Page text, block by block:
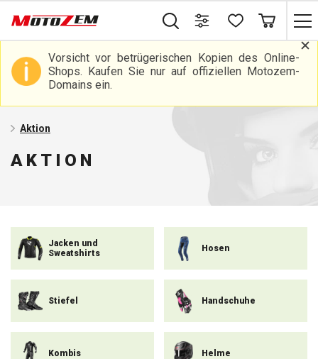
Vorsicht vor betrügerischen Kopien des Online-
Shops. Kaufen Sie nur auf offiziellen Motozem-
Domains ein.
Aktion
AKTION
Jacken und
Sweatshirts
Hosen
Stiefel Handschuhe
Kombis Helme